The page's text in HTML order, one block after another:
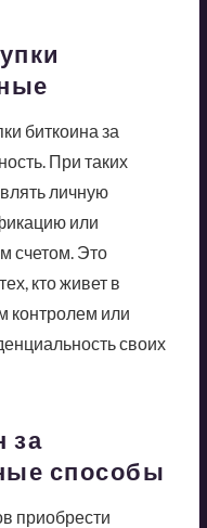
биткоина за
При таких
личную
или
счетом. Это
кто живет в
контролем или
своих
за
способы
приобрести